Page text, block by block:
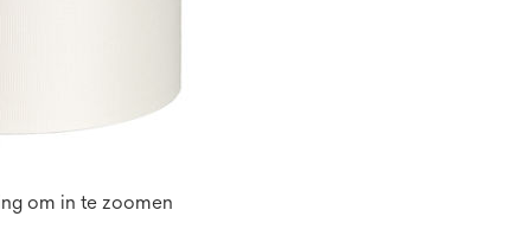
om in te zoomen